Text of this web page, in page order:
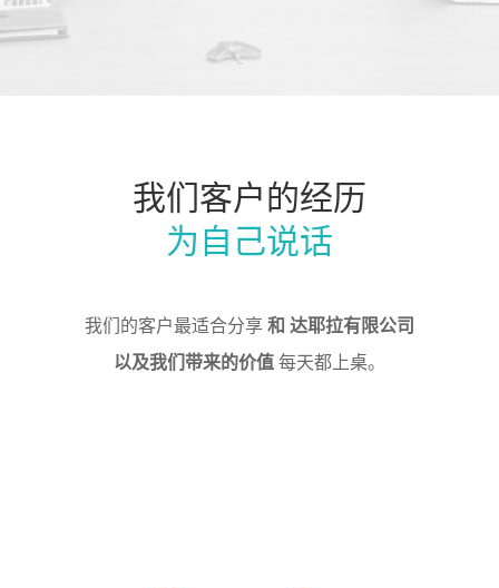
我们客户的经历
为自己说话
我们的客户最适合分享 和 达耶拉有限公司
以及我们带来的价值每天都上桌。